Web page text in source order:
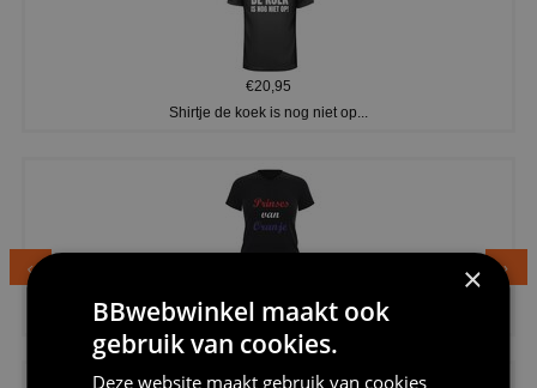
€20,95
Shirtje de koek is nog niet op...
Dames v hals t-shirt prinses v...
×
BBwebwinkel maakt ook
gebruik van cookies.
Deze website maakt gebruik van cookies